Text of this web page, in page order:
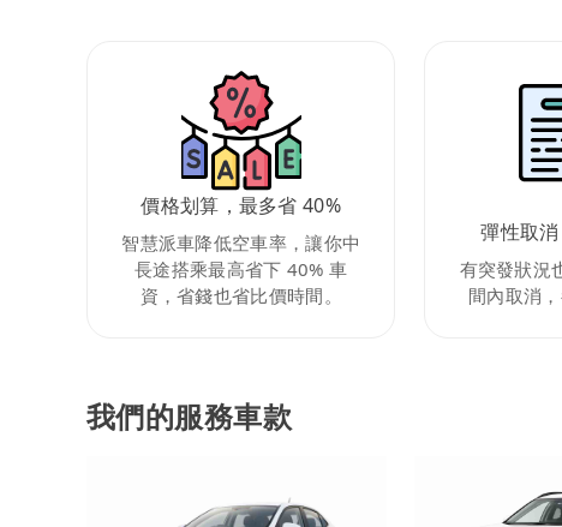
價格划算，最多省 40%
智慧派車降低空車率，讓你中
長途搭乘最高省下 40% 車
資，省錢也省比價時間。
彈性取
有突發狀況
間內取消，
我們的服務車款